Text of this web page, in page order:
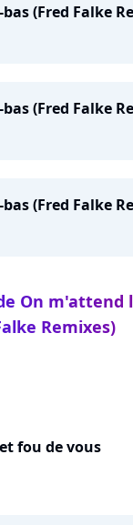
(Fred Falke
(Fred Falke
(Fred Falke
On m'attend
Remixes)
fou de vous